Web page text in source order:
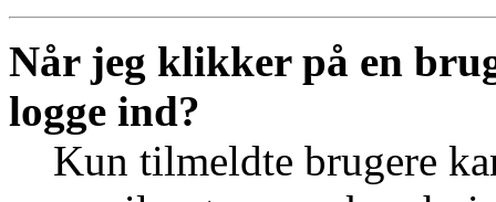
Når jeg klikker på en
logge ind?
Kun tilmeldte brugere